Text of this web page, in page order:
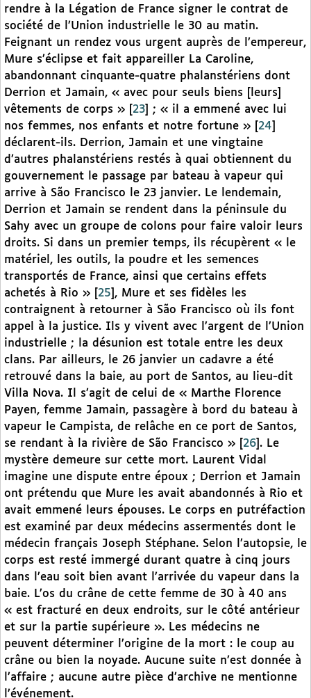
rendre à la Légation de France signer le contrat de
société de l’Union industrielle le 30 au matin.
Feignant un rendez vous urgent auprès de l’empereur,
Mure s’éclipse et fait appareiller La Caroline,
abandonnant cinquante-quatre phalanstériens dont
Derrion et Jamain, « avec pour seuls biens [leurs]
vêtements de corps »
23
; « il a emmené avec lui
nos femmes, nos enfants et notre fortune »
24
déclarent-ils. Derrion, Jamain et une vingtaine
d’autres phalanstériens restés à quai obtiennent du
gouvernement le passage par bateau à vapeur qui
arrive à São Francisco le 23 janvier. Le lendemain,
Derrion et Jamain se rendent dans la péninsule du
Sahy avec un groupe de colons pour faire valoir leurs
droits. Si dans un premier temps, ils récupèrent « le
matériel, les outils, la poudre et les semences
transportés de France, ainsi que certains effets
achetés à Rio »
25 , Mure et ses fidèles les
contraignent à retourner à São Francisco où ils font
appel à la justice. Ils y vivent avec l’argent de l’Union
industrielle ; la désunion est totale entre les deux
clans. Par ailleurs, le 26 janvier un cadavre a été
retrouvé dans la baie, au port de Santos, au lieu-dit
Villa Nova. Il s’agit de celui de « Marthe Florence
Payen, femme Jamain, passagère à bord du bateau à
vapeur le Campista, de relâche en ce port de Santos,
se rendant à la rivière de São Francisco »
26 . Le
mystère demeure sur cette mort. Laurent Vidal
imagine une dispute entre époux ; Derrion et Jamain
ont prétendu que Mure les avait abandonnés à Rio et
avait emmené leurs épouses. Le corps en putréfaction
est examiné par deux médecins assermentés dont le
médecin français Joseph Stéphane. Selon l’autopsie, le
corps est resté immergé durant quatre à cinq jours
dans l’eau soit bien avant l’arrivée du vapeur dans la
baie. L’os du crâne de cette femme de 30 à 40 ans
« est fracturé en deux endroits, sur le côté antérieur
et sur la partie supérieure ». Les médecins ne
peuvent déterminer l’origine de la mort : le coup au
crâne ou bien la noyade. Aucune suite n’est donnée à
l’affaire ; aucune autre pièce d’archive ne mentionne
l’événement.